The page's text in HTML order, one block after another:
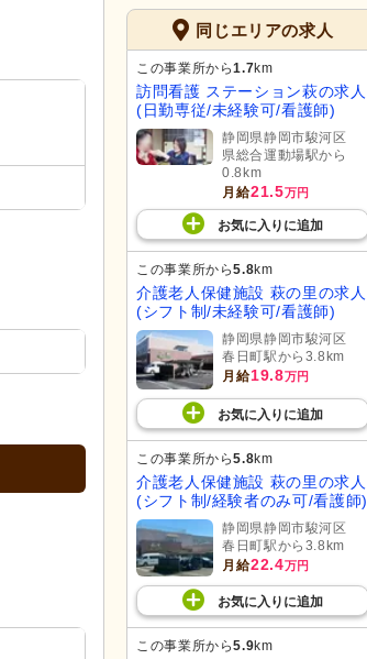
同じエリアの求人
この事業所から1.7km
訪問看護 ステーション萩の求人
(日勤専従/未経験可/看護師)
静岡県静岡市駿河区
県総合運動場駅から
0.8km
月給21.5万円
お気に入り に追加
この事業所から5.8km
介護老人保健施設 萩の里の求人
(シフト制/未経験可/看護師)
静岡県静岡市駿河区
春日町駅から3.8km
月給19.8万円
お気に入り に追加
この事業所から5.8km
介護老人保健施設 萩の里の求人
(シフト制/経験者のみ可/看護師)
静岡県静岡市駿河区
春日町駅から3.8km
月給22.4万円
お気に入り に追加
この事業所から5.9km